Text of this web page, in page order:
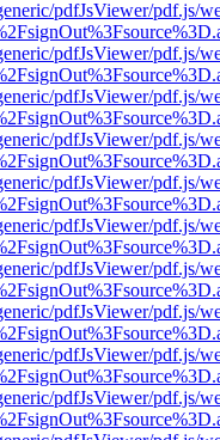
pdfJsViewer/pdf.js/
pdfJsViewer/pdf.js/
pdfJsViewer/pdf.js/
pdfJsViewer/pdf.js/
pdfJsViewer/pdf.js/
pdfJsViewer/pdf.js/
pdfJsViewer/pdf.js/
pdfJsViewer/pdf.js/
pdfJsViewer/pdf.js/
pdfJsViewer/pdf.js/